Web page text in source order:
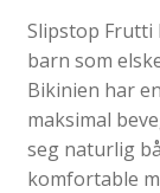
Slipstop Frutti
barn som
Bikinien har
maksimal
seg naturlig
komfortable